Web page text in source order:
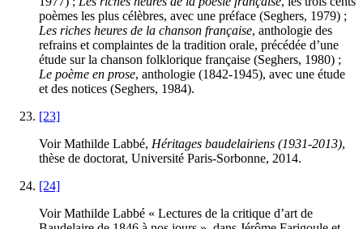
poèmes les plus célèbres, avec une préface (Seghers, 1979) ;
Les riches heures de la chanson française, anthologie des
refrains et complaintes de la tradition orale, précédée d’une
étude sur la chanson folklorique française (Seghers, 1980) ;
Le poème en prose, anthologie (1842-1945), avec une étude
et des notices (Seghers, 1984).
[23]
Voir Mathilde Labbé, Héritages baudelairiens (1931-2013),
thèse de doctorat, Université Paris-Sorbonne, 2014.
[24]
Voir Mathilde Labbé « Lectures de la critique d’art de